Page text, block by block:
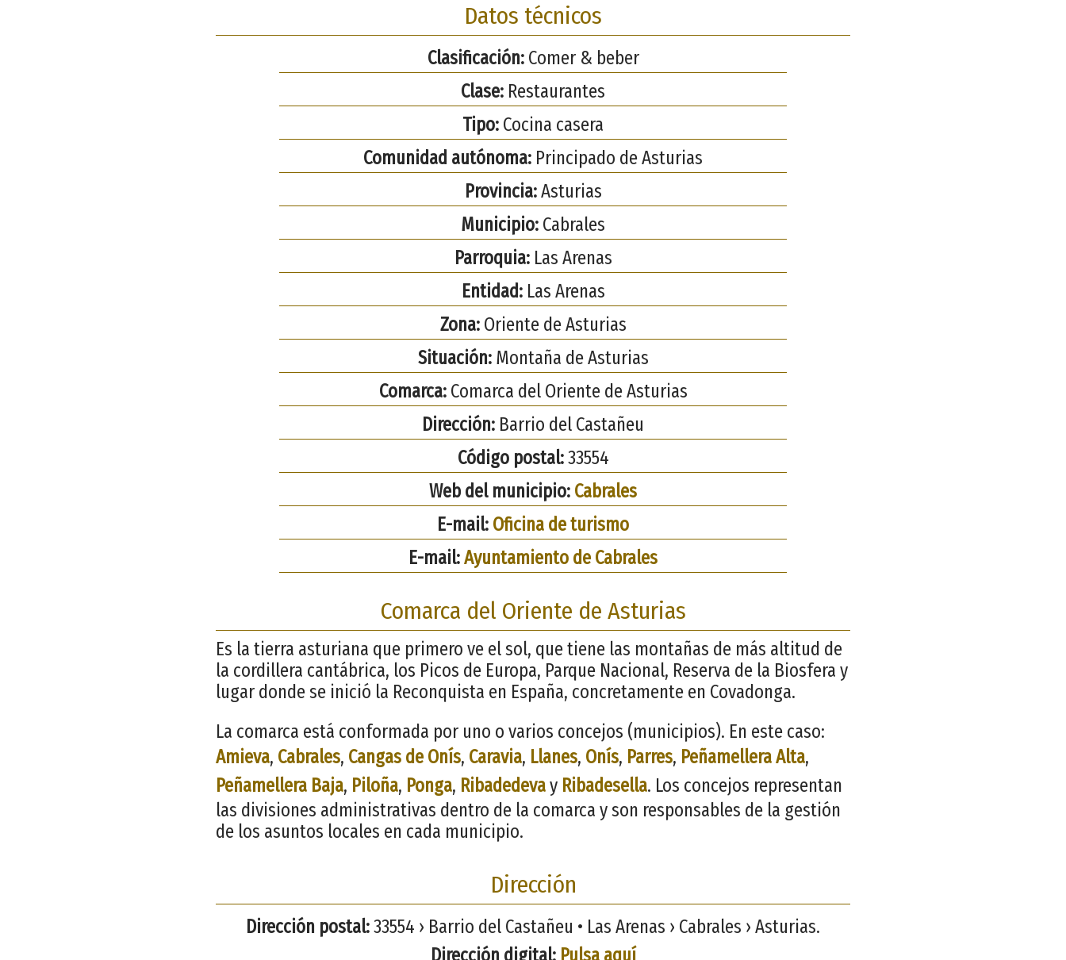
Datos técnicos
Clasificación:Comer & beber
Clase: Restaurantes
Tipo: Cocina casera
Comunidad autónoma: Principado de Asturias
Provincia:Asturias
Municipio: Cabrales
Parroquia:Las Arenas
Entidad:Las Arenas
Zona:Oriente de Asturias
Situación:Montaña de Asturias
Comarca:Comarca del Oriente de Asturias
Dirección: Barrio del Castañeu
Código postal:33554
Web del municipio: Cabrales
E-mail: Oficina de turismo
E-mail:Ayuntamiento de Cabrales
Comarca del Oriente de Asturias
Es la tierra asturiana que primero ve el sol, que tiene las montañas de más altitud de
la cordillera cantábrica, los Picos de Europa, Parque Nacional, Reserva de la Biosfera y
lugar donde se inició la Reconquista en España, concretamente en Covadonga.
La comarca está conformada por uno o varios concejos (municipios). En este caso:
Amieva, Cabrales, Cangas de Onís, Caravia, Llanes, Onís, Parres, Peñamellera Alta,
Peñamellera Baja, Piloña, Ponga, Ribadedevay Ribadesella. Los concejos representan
las divisiones administrativas dentro de la comarca y son responsables de la gestión
de los asuntos locales en cada municipio.
Dirección
Dirección postal:33554 › Barrio del Castañeu • Las Arenas › Cabrales › Asturias.
Dirección digital: Pulsa aquí